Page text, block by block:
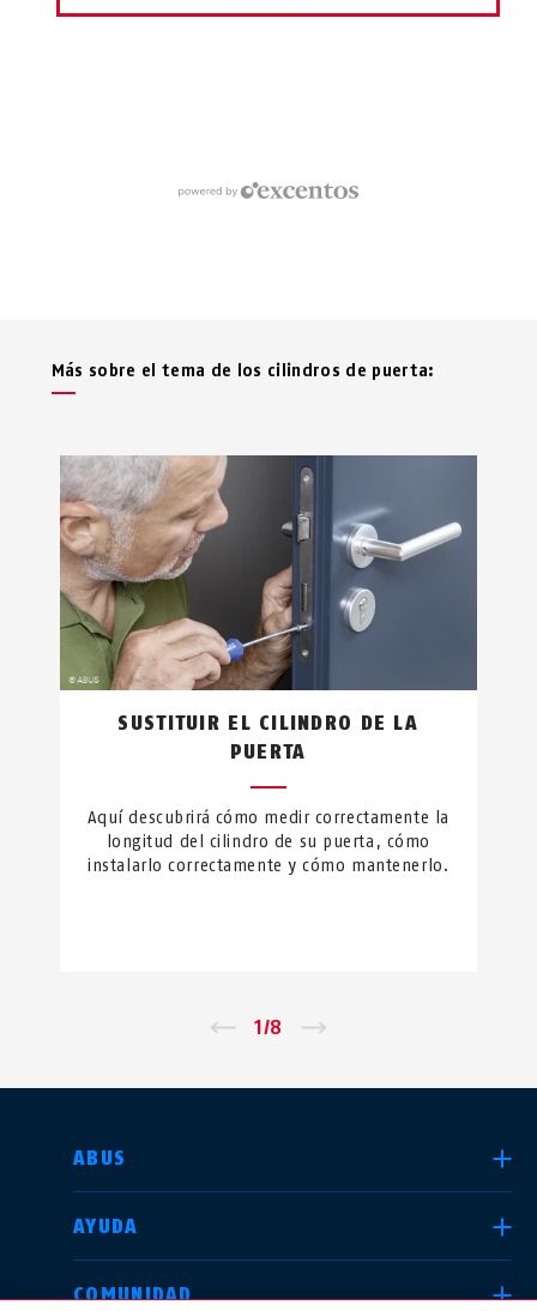
powered by excentos
Más sobre el tema de los cilindros de puerta:
SUSTITUIR EL CILINDRO DE LA
PUERTA
Aquí descubrirá cómo medir correctamente la
longitud del cilindro de su puerta, cómo
instalarlo correctamente y cómo mantenerlo.
1/8
ABUS
AYUDA
COMUNIDAD
SELECCIONE UN PAÍS
Deutschland